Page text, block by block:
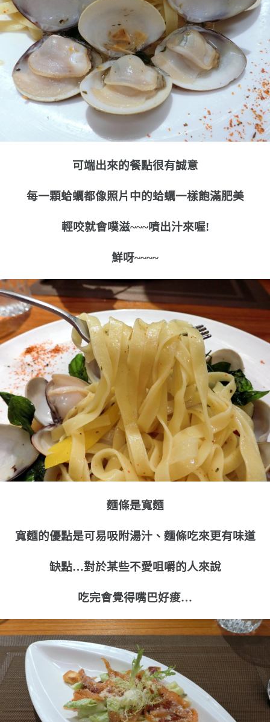
可端出來的餐點很有誠意
每一顆蛤蠣都像照片中的蛤蠣一樣飽滿肥美
輕咬就會噗滋~~~噴出汁來喔!
鮮呀~~~~
麵條是寬麵
寬麵的優點是可易吸附湯汁、麵條吃來更有味道
缺點…對於某些不愛咀嚼的人來說
吃完會覺得嘴巴好痠…